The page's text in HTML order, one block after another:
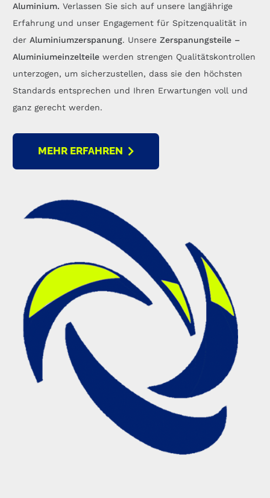
Aluminium. Verlassen Sie sich auf unsere langjährige
Erfahrung und unser Engagement für Spitzenqualität in
der Aluminiumzerspanung. Unsere Zerspanungsteile –
Aluminiumeinzelteile werden strengen Qualitätskontrollen
unterzogen, um sicherzustellen, dass sie den höchsten
Standards entsprechen und Ihren Erwartungen voll und
ganz gerecht werden.
MEHR ERFAHREN